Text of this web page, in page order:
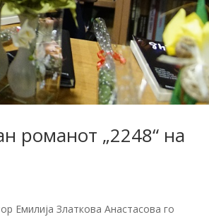
романот „2248“ на
Емилија Златкова Анастасова го